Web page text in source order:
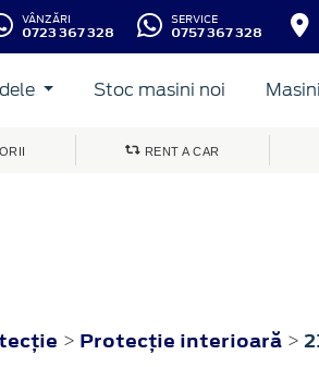
VÂNZĂRI
0723 367 328
SERVICE
0757 367 328
Stoc masini noi
RENT A CAR
> Protecţie interioară >